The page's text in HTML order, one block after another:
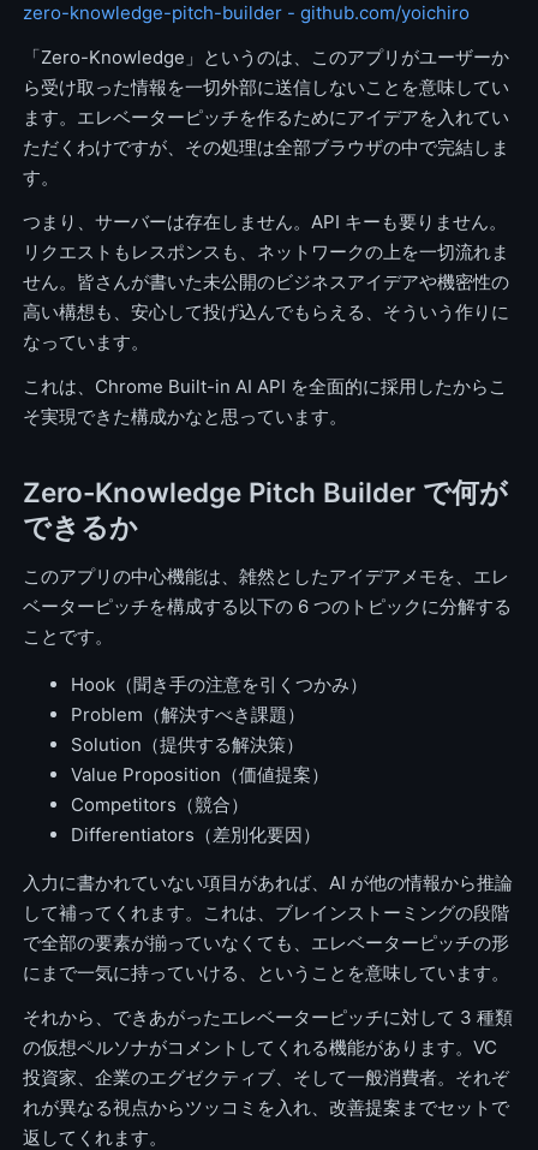
zero-knowledge-pitch-builder - github.com/yoichiro
「Zero-Knowledge」というのは、このアプリがユーザーか
ら受け取った情報を一切外部に送信しないことを意味してい
ます。エレベーターピッチを作るためにアイデアを入れてい
ただくわけですが、その処理は全部ブラウザの中で完結しま
す。
つまり、サーバーは存在しません。API キーも要りません。
リクエストもレスポンスも、ネットワークの上を一切流れま
せん。皆さんが書いた未公開のビジネスアイデアや機密性の
高い構想も、安心して投げ込んでもらえる、そういう作りに
なっています。
これは、Chrome Built-in AI API を全面的に採用したからこ
そ実現できた構成かなと思っています。
Zero-Knowledge Pitch Builder で何が
できるか
このアプリの中心機能は、雑然としたアイデアメモを、エレ
ベーターピッチを構成する以下の 6 つのトピックに分解する
ことです。
Hook（聞き手の注意を引くつかみ）
Problem（解決すべき課題）
Solution（提供する解決策）
Value Proposition（価値提案）
Competitors（競合）
Differentiators（差別化要因）
入力に書かれていない項目があれば、AI が他の情報から推論
して補ってくれます。これは、ブレインストーミングの段階
で全部の要素が揃っていなくても、エレベーターピッチの形
にまで一気に持っていける、ということを意味しています。
それから、できあがったエレベーターピッチに対して 3 種類
の仮想ペルソナがコメントしてくれる機能があります。VC
投資家、企業のエグゼクティブ、そして一般消費者。それぞ
れが異なる視点からツッコミを入れ、改善提案までセットで
返してくれます。